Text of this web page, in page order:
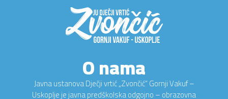
O nama
Javna ustanova Dječji vrtić „Zvončić“ Gornji Vakuf –
Uskoplje je javna predškolska odgojno – obrazovna